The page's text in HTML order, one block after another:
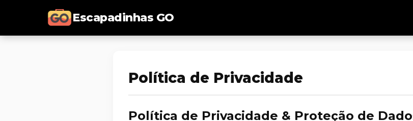
Escapadinhas GO
Política de Privacidade
Política de Privacidade & Proteção de